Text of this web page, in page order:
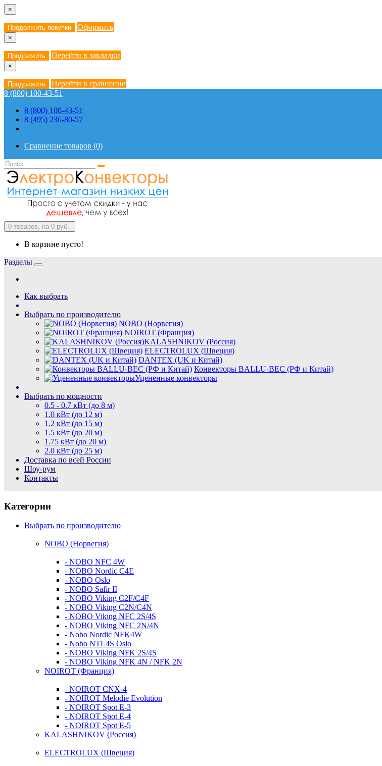
×
Продолжить покупки Оформить
×
Продолжить Перейти в закладки
×
Продолжить
Перейти в сравнение
8 (800) 100-43-51
8 (800) 100-43-51
8 (495) 236-80-57
Сравнение товаров (0)
0 товаров, на 0 руб.
В корзине пусто!
Разделы
Как выбрать
Выбрать по производителю
NOBO (Норвегия)
NOIROT (Франция)
KALASHNIKOV (Россия)
ELECTROLUX (Швеция)
DANTEX (UK и Китай)
Конвекторы BALLU-BEC (РФ и Китай)
Уцененные конвекторы
Выбрать по мощности
0.5 - 0.7 кВт (до 8 м)
1.0 кВт (до 12 м)
1.2 кВт (до 15 м)
1.5 кВт (до 20 м)
1.75 кВт (до 20 м)
2.0 кВт (до 25 м)
Доставка по всей России
Шоу-рум
Контакты
Категории
Выбрать по производителю
NOBO (Норвегия)
- NOBO NFC 4W
- NOBO Nordic C4E
- NOBO Oslo
- NOBO Safir II
- NOBO Viking C2F/C4F
- NOBO Viking C2N/C4N
- NOBO Viking NFC 2S/4S
- NOBO Viking NFС 2N/4N
- Nobo Nordic NFK4W
- Nobo NTL4S Oslo
- NOBO Viking NFK 2S/4S
- NOBO Viking NFK 4N / NFK 2N
NOIROT (Франция)
- NOIROT CNX-4
- NOIROT Melodie Evolution
- NOIROT Spot E-3
- NOIROT Spot E-4
- NOIROT Spot E-5
KALASHNIKOV (Россия)
ELECTROLUX (Швеция)